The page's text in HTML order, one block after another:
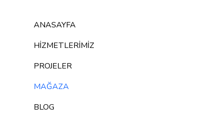
ANASAYFA
HİZMETLERİMİZ
PROJELER
MAĞAZA
BLOG